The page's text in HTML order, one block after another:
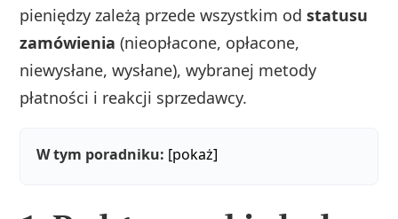
pieniędzy zależą przede wszystkim odstatusu
zamówienia (nieopłacone, opłacone,
niewysłane, wysłane), wybranej metody
płatności i reakcji sprzedawcy.
W tym poradniku: [pokaż]